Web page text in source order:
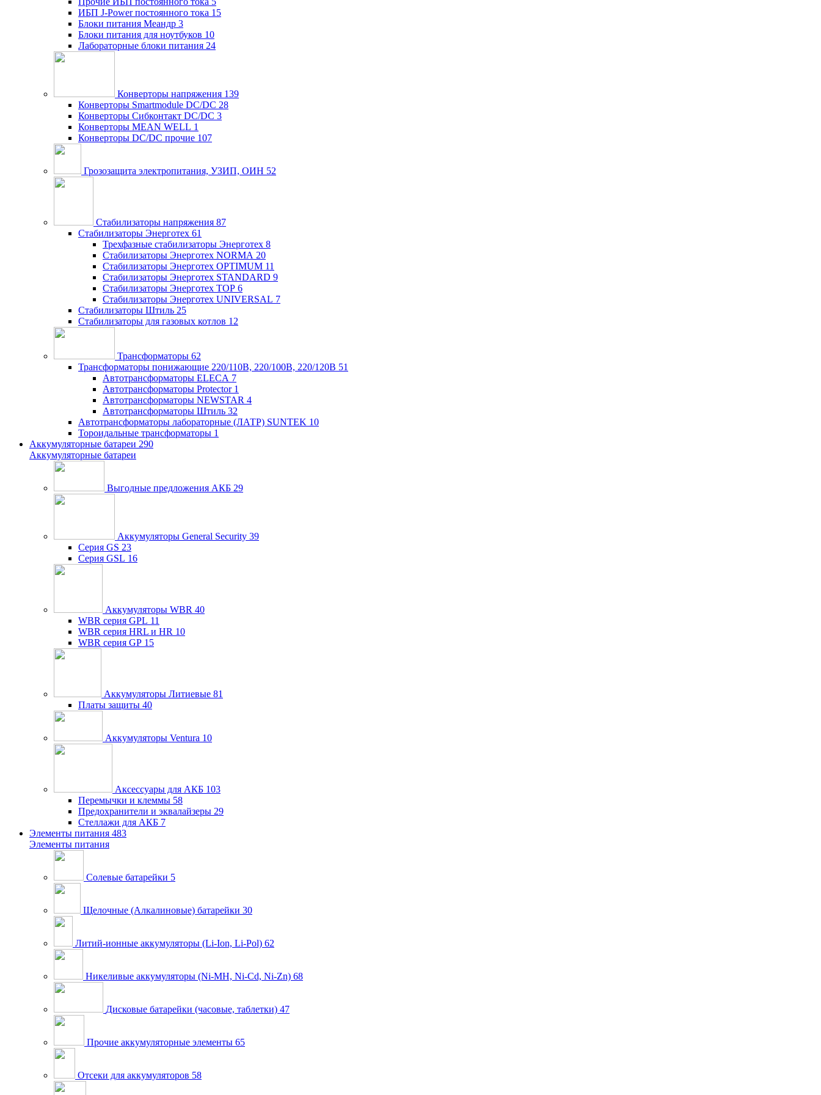
ИБП J-Power постоянного тока 15
Блоки питания Меандр 3
Блоки питания для ноутбуков 10
Лабораторные блоки питания 24
Конверторы напряжения 139
Конверторы Smartmodule DC/DC 28
Конверторы Сибконтакт DC/DC 3
Конверторы MEAN WELL 1
Конверторы DC/DC прочие 107
Грозозащита электропитания, УЗИП, ОИН 52
Стабилизаторы напряжения 87
Стабилизаторы Энерготех 61
Трехфазные стабилизаторы Энерготех 8
Стабилизаторы Энерготех NORMA 20
Стабилизаторы Энерготех OPTIMUM 11
Стабилизаторы Энерготех STANDARD 9
Стабилизаторы Энерготех TOP 6
Стабилизаторы Энерготех UNIVERSAL 7
Стабилизаторы Штиль 25
Стабилизаторы для газовых котлов 12
Трансформаторы 62
Трансформаторы понижающие 220/110В, 220/100В, 220/120В 51
Автотрансформаторы ELECA 7
Автотрансформаторы Protector 1
Автотрансформаторы NEWSTAR 4
Автотрансформаторы Штиль 32
Автотрансформаторы лабораторные (ЛАТР) SUNTEK 10
Тороидальные трансформаторы 1
Аккумуляторные батареи 290
Аккумуляторные батареи
Выгодные предложения АКБ 29
Аккумуляторы General Security 39
Серия GS 23
Серия GSL 16
Аккумуляторы WBR 40
WBR серия GPL 11
WBR серия HRL и HR 10
WBR серия GP 15
Аккумуляторы Литиевые 81
Платы защиты 40
Аккумуляторы Ventura 10
Аксессуары для АКБ 103
Перемычки и клеммы 58
Предохранители и эквалайзеры 29
Стеллажи для АКБ 7
Элементы питания 483
Элементы питания
Солевые батарейки 5
Щелочные (Алкалиновые) батарейки 30
Литий-ионные аккумуляторы (Li-Ion, Li-Pol) 62
Никеливые аккумуляторы (Ni-MH, Ni-Cd, Ni-Zn) 68
Дисковые батарейки (часовые, таблетки) 47
Прочие аккумуляторные элементы 65
Отсеки для аккумуляторов 58